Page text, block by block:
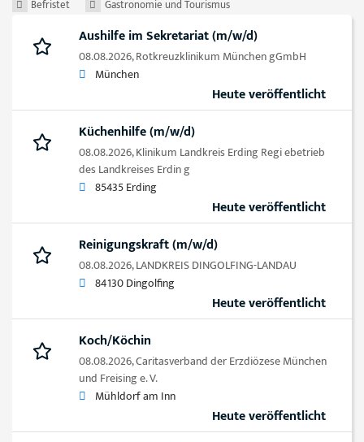
Befristet Gastronomie und Tourismus
Aushilfe im Sekretariat (m/w/d)
08.08.2026,Rotkreuzklinikum München gGmbH
München
Heute veröffentlicht
Küchenhilfe (m/w/d)
08.08.2026,Klinikum Landkreis Erding Regi ebetrieb
des Landkreises Erdin g
85435 Erding
Heute veröffentlicht
Reinigungskraft (m/w/d)
08.08.2026,LANDKREIS DINGOLFING-LANDAU
84130 Dingolfing
Heute veröffentlicht
Koch/Köchin
08.08.2026,Caritasverband der Erzdiözese München
und Freising e. V.
Mühldorf am Inn
Heute veröffentlicht